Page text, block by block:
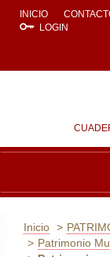
INICIO
LOGIN
Inicio
Patrimonio